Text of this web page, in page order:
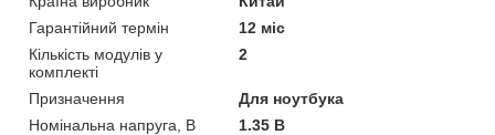
Гарантійний термін
12 міс
Кількість модулів у
комплекті
2
Призначення
Для ноутбука
Номінальна напруга, В
1.35 В